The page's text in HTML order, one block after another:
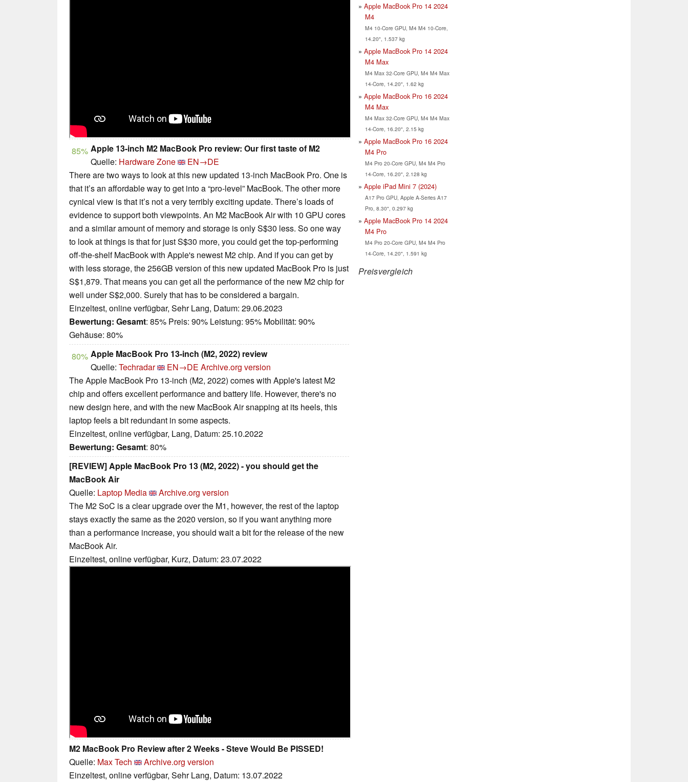
85% Apple 13-inch M2 MacBook Pro review: Our first taste of M2
Quelle: Hardware Zone
EN→DE
There are two ways to look at this new updated 13-inch MacBook Pro. One is
that it’s an affordable way to get into a “pro-level” MacBook. The other more
cynical view is that it’s not a very terribly exciting update. There’s loads of
evidence to support both viewpoints. An M2 MacBook Air with 10 GPU cores
and a similar amount of memory and storage is only S$30 less. So one way
to look at things is that for just S$30 more, you could get the top-performing
off-the-shelf MacBook with Apple's newest M2 chip. And if you can get by
with less storage, the 256GB version of this new updated MacBook Pro is just
S$1,879. That means you can get all the performance of the new M2 chip for
well under S$2,000. Surely that has to be considered a bargain.
Einzeltest, online verfügbar, Sehr Lang, Datum: 29.06.2023
Bewertung: Gesamt: 85% Preis: 90% Leistung: 95% Mobilität: 90%
Gehäuse: 80%
80% Apple MacBook Pro 13-inch (M2, 2022) review
Quelle: Techradar EN→DE Archive.org version
The Apple MacBook Pro 13-inch (M2, 2022) comes with Apple's latest M2
chip and offers excellent performance and battery life. However, there's no
new design here, and with the new MacBook Air snapping at its heels, this
laptop feels a bit redundant in some aspects.
Einzeltest, online verfügbar, Lang, Datum: 25.10.2022
Bewertung: Gesamt: 80%
[REVIEW] Apple MacBook Pro 13 (M2, 2022) - you should get the
MacBook Air
Quelle: Laptop Media
Archive.org version
The M2 SoC is a clear upgrade over the M1, however, the rest of the laptop
stays exactly the same as the 2020 version, so if you want anything more
than a performance increase, you should wait a bit for the release of the new
MacBook Air.
Einzeltest, online verfügbar, Kurz, Datum: 23.07.2022
M2 MacBook Pro Review after 2 Weeks - Steve Would Be PISSED!
Quelle: Max Tech
Archive.org version
Einzeltest, online verfügbar, Sehr Lang, Datum: 13.07.2022
Apple MacBook Pro 14 2024
M4
M4 10-Core GPU, M4 M4 10-Core,
14.20", 1.537 kg
Apple MacBook Pro 14 2024
M4 Max
M4 Max 32-Core GPU, M4 M4 Max
14-Core, 14.20", 1.62 kg
Apple MacBook Pro 16 2024
M4 Max
M4 Max 32-Core GPU, M4 M4 Max
14-Core, 16.20", 2.15 kg
Apple MacBook Pro 16 2024
M4 Pro
M4 Pro 20-Core GPU, M4 M4 Pro
14-Core, 16.20", 2.128 kg
Apple iPad Mini 7 (2024)
A17 Pro GPU, Apple A-Series A17
Pro, 8.30", 0.297 kg
Apple MacBook Pro 14 2024
M4 Pro
M4 Pro 20-Core GPU, M4 M4 Pro
14-Core, 14.20", 1.591 kg
Preisvergleich